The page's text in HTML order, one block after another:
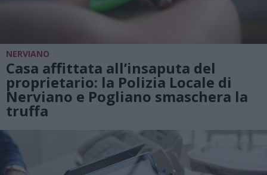
NERVIANO
Casa affittata all’insaputa del
proprietario: la Polizia Locale di
Nerviano e Pogliano smaschera la
truffa